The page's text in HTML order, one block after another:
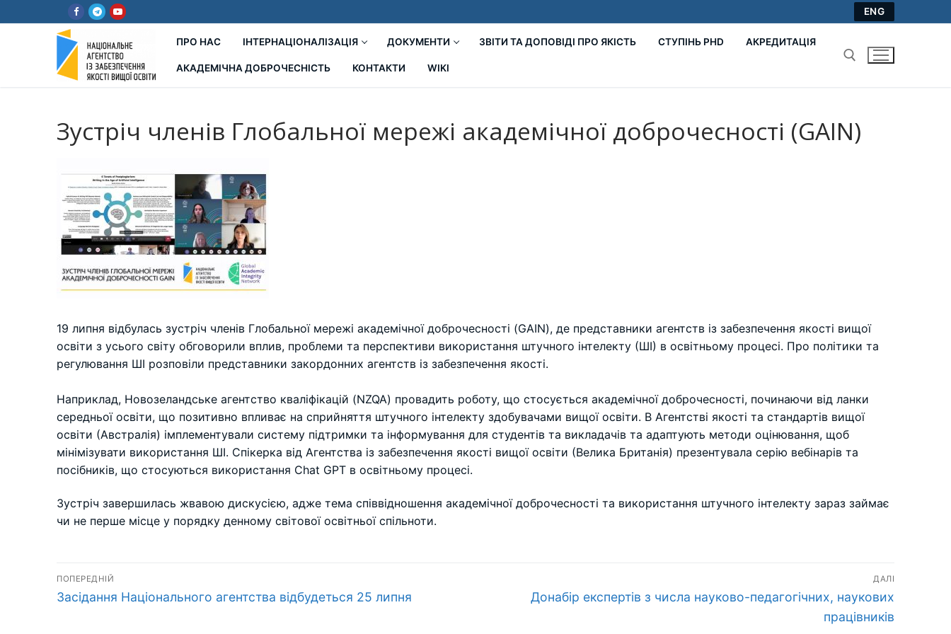
до
ENG
ПРО НАС ІНТЕРНАЦІОНАЛІЗАЦІЯ ДОКУМЕНТИ ЗВІТИ ТА ДОПОВІДІ ПРО ЯКІСТЬ СТУПІНЬ PHD АКРЕДИТАЦІЯ
АКАДЕМІЧНА ДОБРОЧЕСНІСТЬ КОНТАКТИ WIKI
Зустріч членів Глобальної мережі академічної доброчесності (GAIN)
19 липня відбулась зустріч членів Глобальної мережі академічної доброчесності (GAIN), де представники агентств із забезпечення якості вищої
освіти з усього світу обговорили вплив, проблеми та перспективи використання штучного інтелекту (ШІ) в освітньому процесі. Про політики та
регулювання ШІ розповіли представники закордонних агентств із забезпечення якості.
Наприклад, Новозеландське агентство кваліфікацій (NZQA) провадить роботу, що стосується академічної доброчесності, починаючи від ланки
середньої освіти, що позитивно впливає на сприйняття штучного інтелекту здобувачами вищої освіти. В Агентстві якості та стандартів вищої
освіти (Австралія) імплементували систему підтримки та інформування для студентів та викладачів та адаптують методи оцінювання, щоб
мінімізувати використання ШІ. Спікерка від Агентства із забезпечення якості вищої освіти (Велика Британія) презентувала серію вебінарів та
посібників, що стосуються використання Chat GPT в освітньому процесі.
Зустріч завершилась жвавою дискусією, адже тема співвідношення академічної доброчесності та використання штучного інтелекту зараз займає
чи не перше місце у порядку денному світової освітньої спільноти.
Навігація
записів
ПОПЕРЕДНІЙ
Попередній
Засідання Національного агентства відбудеться 25 липня
ДАЛІ
Наступний
Донабір експертів з числа науково-педагогічних, наукових
працівників